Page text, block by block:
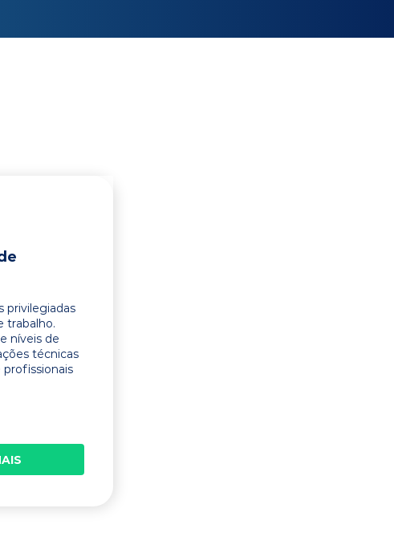
privilegiadas
trabalho.
níveis de
técnicas
profissionais